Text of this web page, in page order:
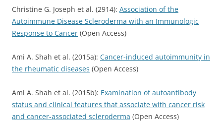
Christine G. Joseph et al. (2914): Association of the
Autoimmune Disease Scleroderma with an Immunologic
Response to Cancer (Open Access)
Ami A. Shah et al. (2015a): Cancer-induced autoimmunity in
the rheumatic diseases (Open Access)
Ami A. Shah et al. (2015b): Examination of autoantibody
status and clinical features that associate with cancer risk
and cancer-associated scleroderma (Open Access)